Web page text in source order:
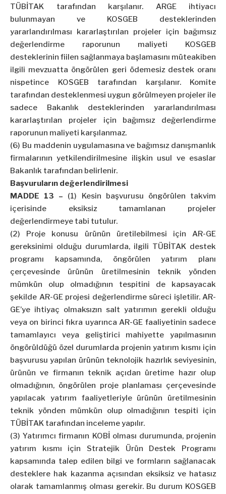
TÜBİTAK tarafından karşılanır. ARGE ihtiyacı
bulunmayan ve KOSGEB desteklerinden
yararlandırılması kararlaştırılan projeler için bağımsız
değerlendirme raporunun maliyeti KOSGEB
desteklerinin fiilen sağlanmaya başlamasını müteakiben
ilgili mevzuatta öngörülen geri ödemesiz destek oranı
nispetince KOSGEB tarafından karşılanır. Komite
tarafından desteklenmesi uygun görülmeyen projeler ile
sadece Bakanlık desteklerinden yararlandırılması
kararlaştırılan projeler için bağımsız değerlendirme
raporunun maliyeti karşılanmaz.
(6) Bu maddenin uygulamasına ve bağımsız danışmanlık
firmalarının yetkilendirilmesine ilişkin usul ve esaslar
Bakanlık tarafından belirlenir.
Başvuruların değerlendirilmesi
MADDE 13 – (1) Kesin başvurusu öngörülen takvim
içerisinde eksiksiz tamamlanan projeler
değerlendirmeye tabi tutulur.
(2) Proje konusu ürünün üretilebilmesi için AR-GE
gereksinimi olduğu durumlarda, ilgili TÜBİTAK destek
programı kapsamında, öngörülen yatırım planı
çerçevesinde ürünün üretilmesinin teknik yönden
mümkün olup olmadığının tespitini de kapsayacak
şekilde AR-GE projesi değerlendirme süreci işletilir. AR-
GE’ye ihtiyaç olmaksızın salt yatırımın gerekli olduğu
veya on birinci fıkra uyarınca AR-GE faaliyetinin sadece
tamamlayıcı veya geliştirici mahiyette yapılmasının
öngörüldüğü özel durumlarda projenin yatırım kısmı için
başvurusu yapılan ürünün teknolojik hazırlık seviyesinin,
ürünün ve firmanın teknik açıdan üretime hazır olup
olmadığının, öngörülen proje planlaması çerçevesinde
yapılacak yatırım faaliyetleriyle ürünün üretilmesinin
teknik yönden mümkün olup olmadığının tespiti için
TÜBİTAK tarafından inceleme yapılır.
(3) Yatırımcı firmanın KOBİ olması durumunda, projenin
yatırım kısmı için Stratejik Ürün Destek Programı
kapsamında talep edilen bilgi ve formların sağlanacak
desteklere hak kazanma açısından eksiksiz ve hatasız
olarak tamamlanmış olması gerekir. Bu durum KOSGEB